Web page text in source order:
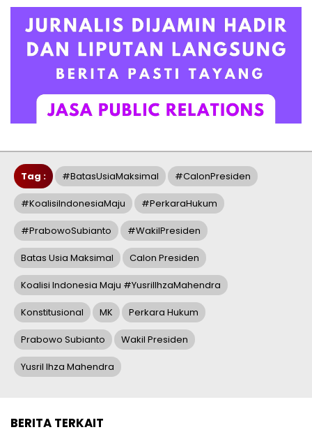
Tag : #BatasUsiaMaksimal #CalonPresiden
#KoalisiIndonesiaMaju #PerkaraHukum
#PrabowoSubianto #WakilPresiden
Batas Usia Maksimal Calon Presiden
Koalisi Indonesia Maju #YusrilIhzaMahendra
Konstitusional MK Perkara Hukum
Prabowo Subianto Wakil Presiden
Yusril Ihza Mahendra
BERITA TERKAIT